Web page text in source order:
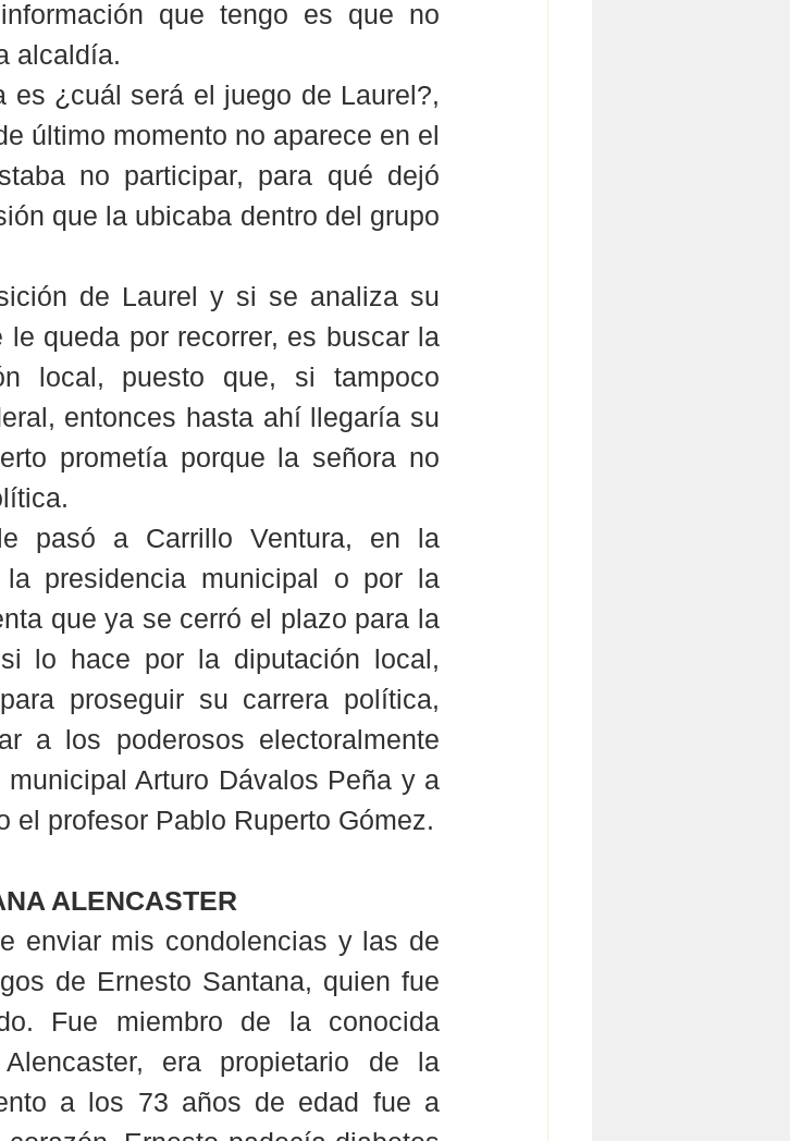
que tengo es que no
alcaldía.
es ¿cuál será el juego de Laurel?,
último momento no aparece en el
no participar, para qué dejó
que la ubicaba dentro del grupo
de Laurel y si se analiza su
queda por recorrer, es buscar la
local, puesto que, si tampoco
entonces hasta ahí llegaría su
prometía porque la señora no
pasó a Carrillo Ventura, en la
presidencia municipal o por la
que ya se cerró el plazo para la
lo hace por la diputación local,
proseguir su carrera política,
a los poderosos electoralmente
Arturo Dávalos Peña y a
el profesor Pablo Ruperto Gómez.
ALENCASTER
enviar mis condolencias y las de
de Ernesto Santana, quien fue
Fue miembro de la conocida
era propietario de la
a los 73 años de edad fue a